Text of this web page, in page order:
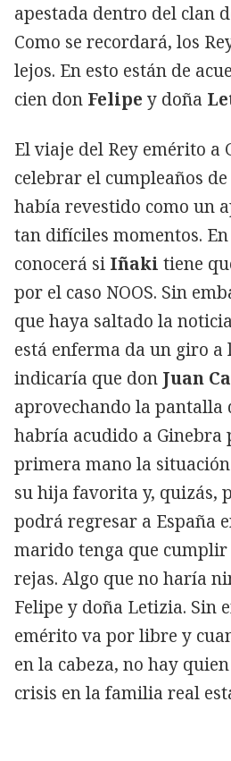
apestada dentro del clan
Como se recordará, los
lejos. En esto están de
cien don Felipe y doña
El viaje del Rey emérito a
celebrar el cumpleaños de
había revestido como un
tan difíciles momentos. En
conocerá si Iñaki tiene
por el caso NOOS. Sin
que haya saltado la
está enferma da un giro a
indicaría que don Juan
aprovechando la pantalla
habría acudido a Ginebra
primera mano la
su hija favorita y, quizás,
podrá regresar a España
marido tenga que cumplir
rejas. Algo que no haría
Felipe y doña Letizia. Sin
emérito va por libre y
en la cabeza, no hay
crisis en la familia real